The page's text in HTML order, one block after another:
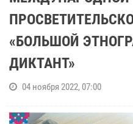
«БОЛЬШОЙ
ДИКТАНТ»
04 ноября 2022, 07:00